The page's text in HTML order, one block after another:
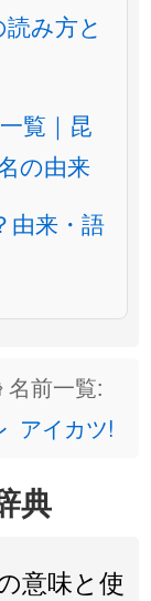
み方と
覧｜昆
の由来
由来・語
前一覧:
アイカツ!
典
意味と使